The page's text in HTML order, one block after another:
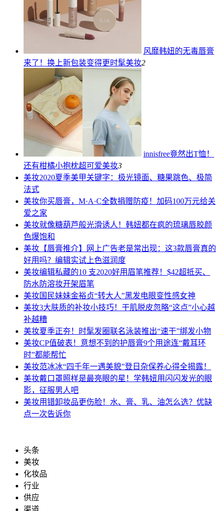
风靡韩妞的无毒唇膏
来了！换上新包装变得更时髦美妆2
innisfree竟然出T恤！
还有柑橘小抱枕超可爱美妆3
美妆2020夏季美甲关键字：极光镜面、糖果跳色、极简
法式
美妆你买唇膏，M·A·C全数捐赠防疫！加码100万元给关
爱之家
美妆就像糖葫芦般光滑诱人！韩妞都在疯的琉璃唇胶颜
色爆饱和
美妆 【唇膏推介】网上广告老是常出现：这3款唇膏真的
好用吗？编辑实试上色滋润度
美妆编辑私藏的10 支2020好用眉笔推荐！$42超抵买、
防水防溶妆开架眉笔
美妆国民妹妹金裕贞“转大人”黑发电眼变性感女神
美妆3大肤质的补妆小技巧！干肌脱皮忽略“这点”小心越
补越糟
美妆夏季正夯！时髦发圈联名泳装推出“速干”绑发小物
美妆CP值破表！意想不到的护唇膏9个用途连“戴耳环
时”都能帮忙
美妆范冰冰“四千年一遇美貌”登日杂保养心得全揭露！
美妆戴口罩照样是最亮眼的星！学韩妞用闪闪发光的眼
影，征服男人吧
美妆用错卸妆品更伤脸！水、膏、乳、油怎么选？优缺
点一次告诉你
头条
美妆
化妆品
行业
供应